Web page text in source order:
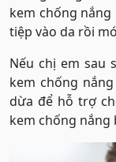
kem chống
tiệp vào da rồi
Nếu chị em sau
kem chống
dừa để hỗ trợ
kem chống nắng